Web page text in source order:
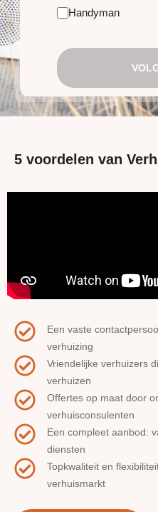
Handyman
5 voordelen van
Een vaste
verhuizing
Vriendelijke verhuizers
verhuizen
Offertes op maat door
verhuisconsulenten
Een compleet aanbod:
diensten
Topkwaliteit en
verhuismarkt